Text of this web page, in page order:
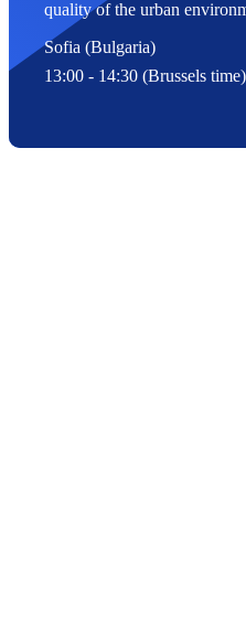
quality of the urban
Sofia (Bulgaria)
13:00 - 14:30 (Brussels time)